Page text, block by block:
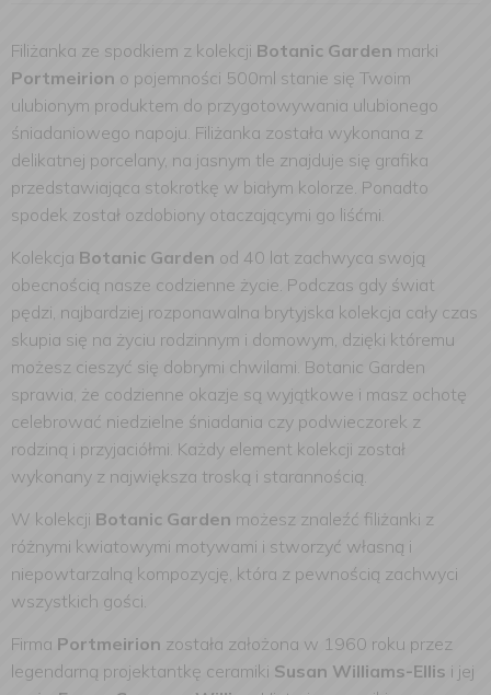
Filiżanka ze spodkiem z kolekcji Botanic Garden marki
Portmeirion o pojemności 500ml stanie się Twoim
ulubionym produktem do przygotowywania ulubionego
śniadaniowego napoju. Filiżanka została wykonana z
delikatnej porcelany, na jasnym tle znajduje się grafika
przedstawiająca stokrotkę w białym kolorze. Ponadto
spodek został ozdobiony otaczającymi go liśćmi.
Kolekcja Botanic Garden od 40 lat zachwyca swoją
obecnością nasze codzienne życie. Podczas gdy świat
pędzi, najbardziej rozponawalna brytyjska kolekcja cały czas
skupia się na życiu rodzinnym i domowym, dzięki któremu
możesz cieszyć się dobrymi chwilami. Botanic Garden
sprawia, że codzienne okazje są wyjątkowe i masz ochotę
celebrować niedzielne śniadania czy podwieczorek z
rodziną i przyjaciółmi. Każdy element kolekcji został
wykonany z największa troską i starannością.
W kolekcji Botanic Garden możesz znaleźć filiżanki z
różnymi kwiatowymi motywami i stworzyć własną i
niepowtarzalną kompozycję, która z pewnością zachwyci
wszystkich gości.
Firma Portmeirion została założona w 1960 roku przez
legendarną projektantkę ceramiki Susan Williams-Ellis i jej